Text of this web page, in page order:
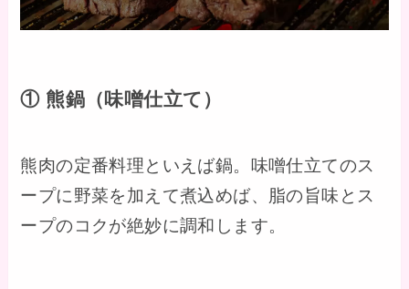
① 熊鍋（味噌仕立て）
熊肉の定番料理といえば鍋。味噌仕立てのス
ープに野菜を加えて煮込めば、脂の旨味とス
ープのコクが絶妙に調和します。